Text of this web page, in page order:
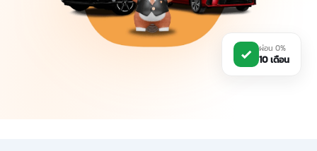
ผ่อน 0%
10 เดือน